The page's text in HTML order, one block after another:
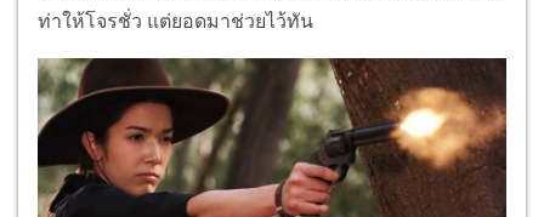
ท่าให้โจรชั่ว แต่ยอดมาช่วยไว้ทัน